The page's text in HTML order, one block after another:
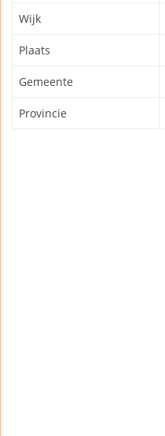
Wijk
Plaats
Gemeente
Provincie